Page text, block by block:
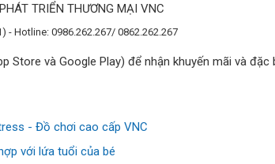
TRIỂN THƯƠNG MẠI VNC
- Hotline: 0986.262.267/ 0862.262.267
Store và Google Play) để nhận khuyến mãi và
- Đồ chơi cao cấp VNC
với lứa tuổi của bé